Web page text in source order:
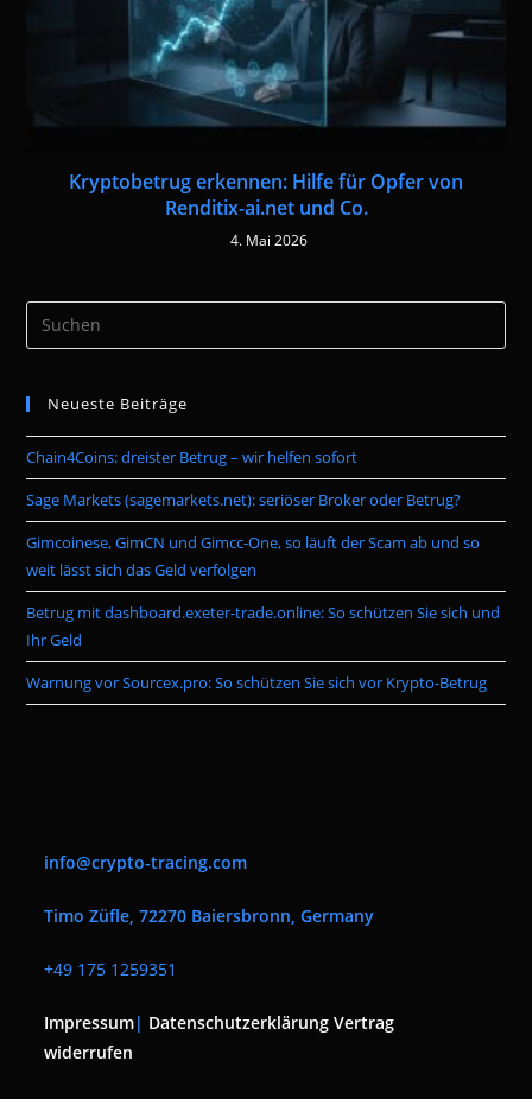
Kryptobetrug erkennen: Hilfe für Opfer von
Renditix-ai.net und Co.
4. Mai 2026
the
Neueste Beiträge
Chain4Coins: dreister Betrug – wir helfen sofort
Sage Markets (sagemarkets.net): seriöser Broker oder Betrug?
Gimcoinese, GimCN und Gimcc-One, so läuft der Scam ab und so
weit lässt sich das Geld verfolgen
Betrug mit dashboard.exeter-trade.online: So schützen Sie sich und
Ihr Geld
Warnung vor Sourcex.pro: So schützen Sie sich vor Krypto-Betrug
info@crypto-tracing.com
Timo Züfle, 72270 Baiersbronn, Germany
+49 175 1259351
Impressum| Datenschutzerklärung Vertrag
widerrufen